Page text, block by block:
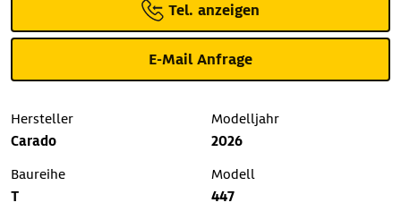
Tel. anzeigen
E-Mail Anfrage
Hersteller
Carado
Modelljahr
2026
Baureihe
T
Modell
447